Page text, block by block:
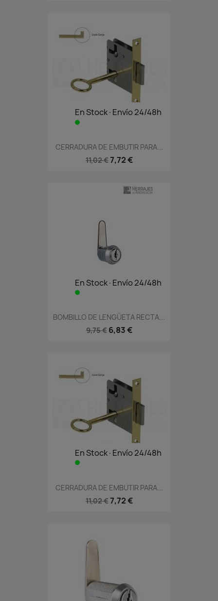
En Stock·Envío 24/48h
CERRADURA DE EMBUTIR PARA...
11,02 €7,72 €
En Stock·Envío 24/48h
BOMBILLO DE LENGÜETA RECTA...
9,75 € 6,83 €
En Stock·Envío 24/48h
CERRADURA DE EMBUTIR PARA...
11,02 €7,72 €